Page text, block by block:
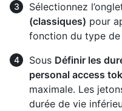
Sélectionnez
(classiques) pour
fonction du type de
Sous Définir les
personal access
maximale. Les
durée de vie